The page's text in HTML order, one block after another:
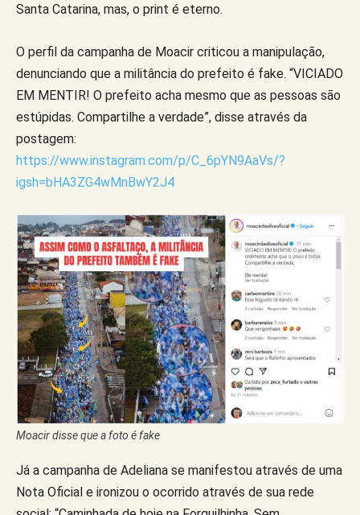
Santa Catarina, mas, o print é eterno.
O perfil da campanha de Moacir criticou a manipulação,
denunciando que a militância do prefeito é fake. “VICIADO
EM MENTIR! O prefeito acha mesmo que as pessoas são
estúpidas. Compartilhe a verdade”, disse através da
postagem:
https://www.instagram.com/p/C_6pYN9AaVs/?
igsh=bHA3ZG4wMnBwY2J4
Moacir disse que a foto é fake
Já a campanha de Adeliana se manifestou através de uma
Nota Oficial e ironizou o ocorrido através de sua rede